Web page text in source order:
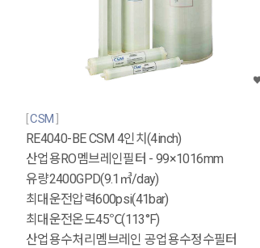
CSM
RE4040-BE CSM 4인치(4inch)
산업용RO멤브레인필터 - 99×1016mm
유량2400GPD(9.1㎥/day)
최대운전압력600psi(41bar)
최대운전온도45℃(113°F)
산업용수처리멤브레인 공업용수정수필터